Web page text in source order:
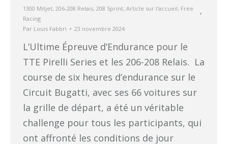
1300 Mitjet, 206-208 Relais, 208 Sprint, Article sur l'accueil, Free
Racing
Par Louis Fabbri 23 novembre 2024
L’Ultime Épreuve d’Endurance pour le
TTE Pirelli Series et les 206-208 Relais. La
course de six heures d’endurance sur le
Circuit Bugatti, avec ses 66 voitures sur
la grille de départ, a été un véritable
challenge pour tous les participants, qui
ont affronté les conditions de jour